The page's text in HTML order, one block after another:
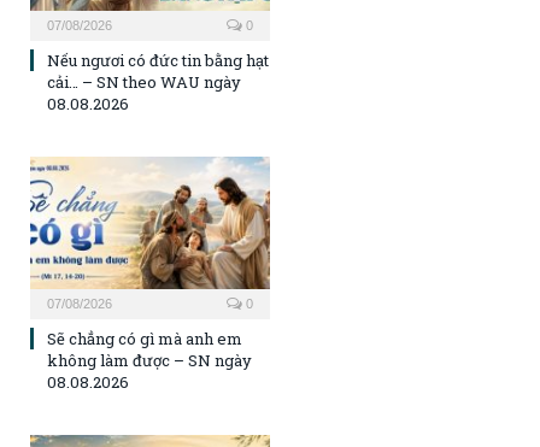
07/08/2026 0
Nếu ngươi có đức tin bằng hạt
cải… – SN theo WAU ngày
08.08.2026
07/08/2026 0
Sẽ chẳng có gì mà anh em
không làm được – SN ngày
08.08.2026